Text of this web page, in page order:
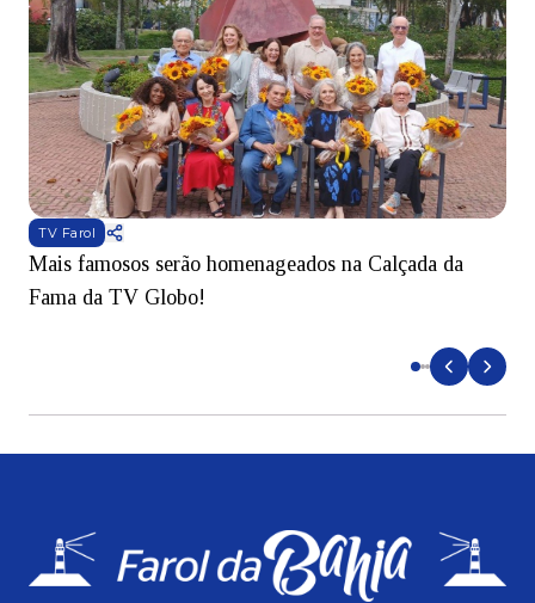
TV Farol
Mais famosos serão homenageados na Calçada da
Fama da TV Globo!